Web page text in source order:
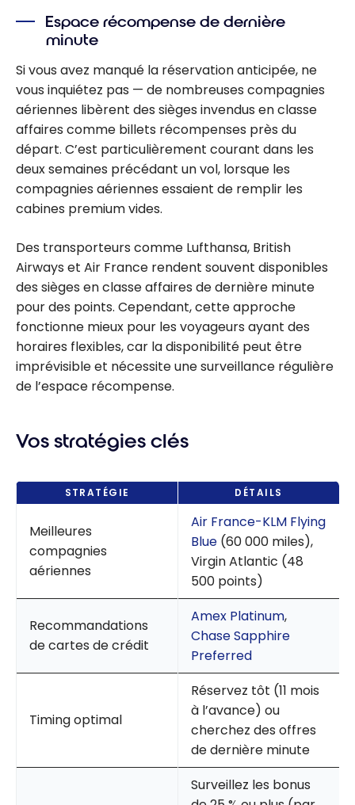
Espace récompense de dernière
minute
Si vous avez manqué la réservation anticipée, ne
vous inquiétez pas — de nombreuses compagnies
aériennes libèrent des sièges invendus en classe
affaires comme billets récompenses près du
départ. C’est particulièrement courant dans les
deux semaines précédant un vol, lorsque les
compagnies aériennes essaient de remplir les
cabines premium vides.
Des transporteurs comme Lufthansa, British
Airways et Air France rendent souvent disponibles
des sièges en classe affaires de dernière minute
pour des points. Cependant, cette approche
fonctionne mieux pour les voyageurs ayant des
horaires flexibles, car la disponibilité peut être
imprévisible et nécessite une surveillance régulière
de l’espace récompense.
Vos stratégies clés
STRATÉGIE DÉTAILS
Meilleures
compagnies
aériennes
Air France-KLM Flying
Blue (60 000 miles),
Virgin Atlantic (48
500 points)
Recommandations
de cartes de crédit
Amex Platinum,
Chase Sapphire
Preferred
Timing optimal
Réservez tôt (11 mois
à l’avance) ou
cherchez des offres
de dernière minute
Surveillez les bonus